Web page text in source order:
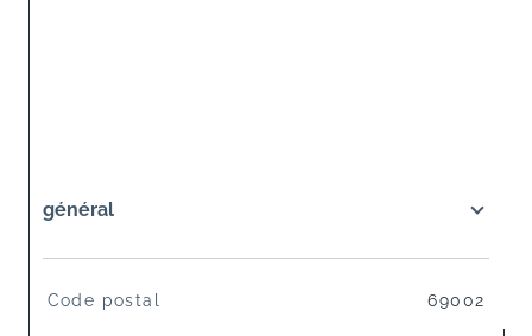
général
TRAD_SIROCCO_Caracteristique
Code postal 69002